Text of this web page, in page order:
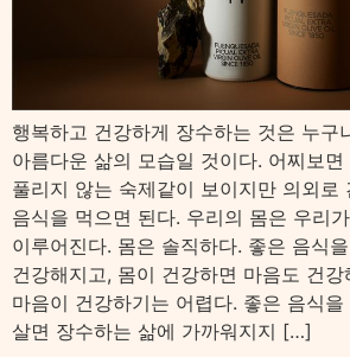
행복하고 건강하게 장수하는 것은 누구
아름다운 삶의 모습일 것이다. 어찌보면
풀리지 않는 숙제같이 보이지만 의외로
음식을 먹으면 된다. 우리의 몸은 우리
이루어진다. 몸은 솔직하다. 좋은 음식
건강해지고, 몸이 건강하면 마음도 건
마음이 건강하기는 어렵다. 좋은 음식을
살면 장수하는 삶에 가까워지지 […]